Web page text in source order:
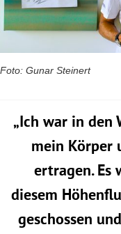
Foto: Gunar Steinert
„Ich war in den
mein Körper
ertragen. Es
diesem
geschossen